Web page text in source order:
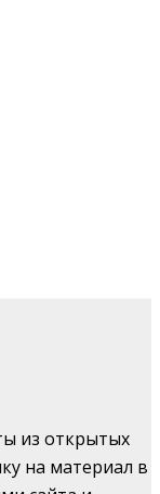
из открытых
на материал в